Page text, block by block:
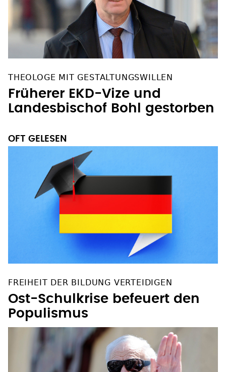
THEOLOGE MIT GESTALTUNGSWILLEN
Früherer EKD-Vize und
Landesbischof Bohl gestorben
OFT GELESEN
FREIHEIT DER BILDUNG VERTEIDIGEN
Ost-Schulkrise befeuert den
Populismus